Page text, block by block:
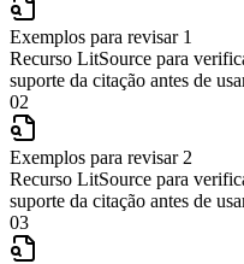
Exemplos para revisar 1
Recurso LitSource para
suporte da citação antes de
02
Exemplos para revisar 2
Recurso LitSource para
suporte da citação antes de
03